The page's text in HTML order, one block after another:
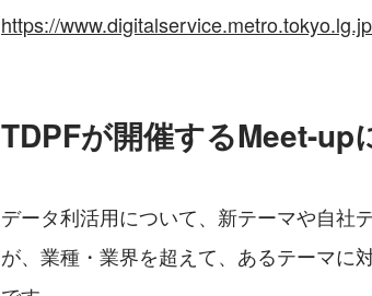
https://
TDPFが開催するMeet-up
データ利活用について、新テーマや自社
が、業種・業界を超えて、あるテーマに